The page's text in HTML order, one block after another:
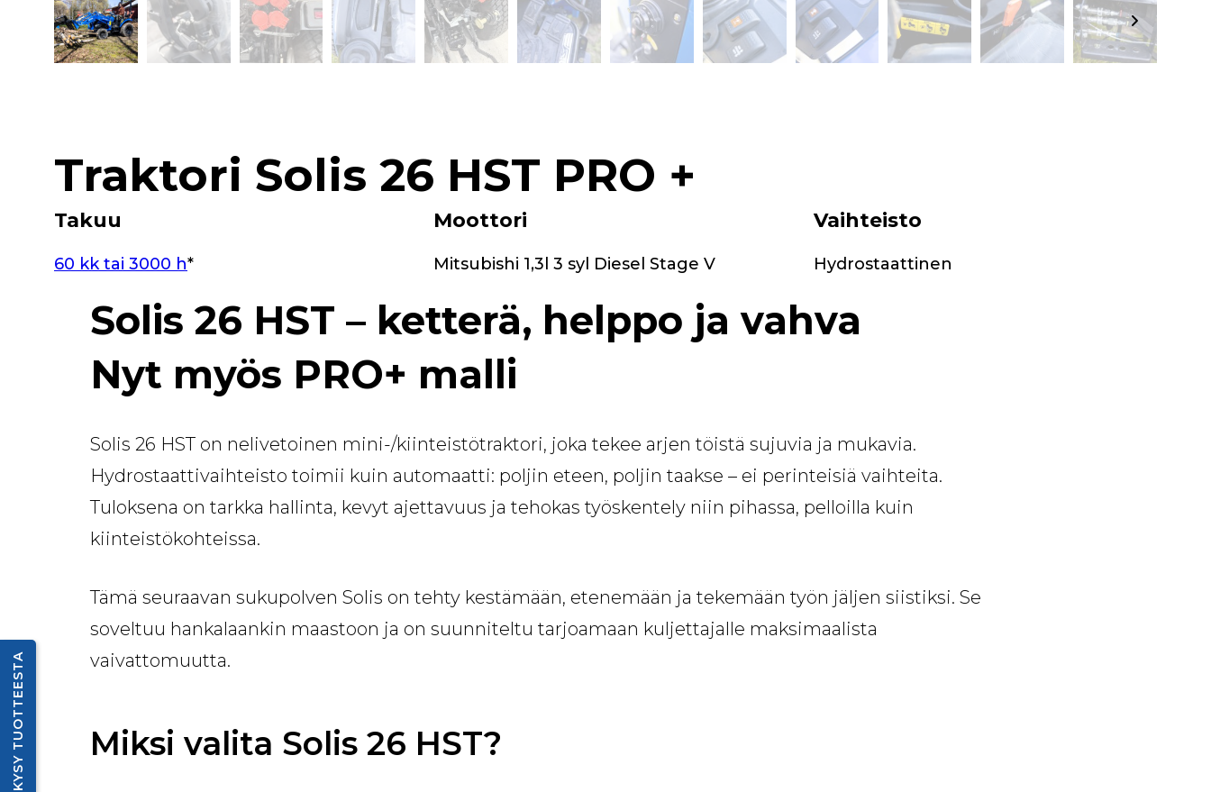
Traktori Solis 26 HST PRO +
Takuu
60 kk tai 3000 h*
Moottori
Mitsubishi 1,3l 3 syl Diesel Stage V
Vaihteisto
Hydrostaattinen
Solis 26 HST – ketterä, helppo ja vahva
Nyt myös PRO+ malli
Solis 26 HST on nelivetoinen mini-/kiinteistötraktori, joka tekee arjen töistä sujuvia ja mukavia.
Hydrostaattivaihteisto toimii kuin automaatti: poljin eteen, poljin taakse – ei perinteisiä vaihteita.
Tuloksena on tarkka hallinta, kevyt ajettavuus ja tehokas työskentely niin pihassa, pelloilla kuin
kiinteistökohteissa.
Tämä seuraavan sukupolven Solis on tehty kestämään, etenemään ja tekemään työn jäljen siistiksi. Se
soveltuu hankalaankin maastoon ja on suunniteltu tarjoamaan kuljettajalle maksimaalista
vaivattomuutta.
Miksi valita Solis 26 HST?
KYSY TUOTTEESTA